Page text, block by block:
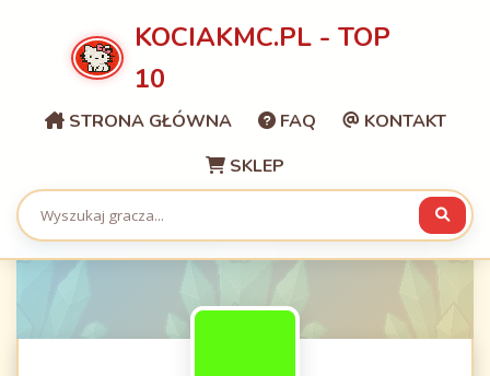
KOCIAKMC.PL - TOP
10
STRONA GŁÓWNA FAQ
KONTAKT
SKLEP